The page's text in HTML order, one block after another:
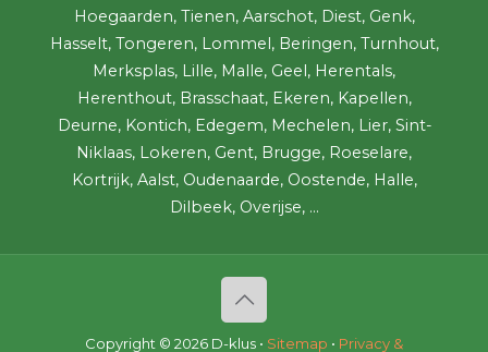
Hoegaarden, Tienen, Aarschot, Diest, Genk,
Hasselt, Tongeren, Lommel, Beringen, Turnhout,
Merksplas, Lille, Malle, Geel, Herentals,
Herenthout, Brasschaat, Ekeren, Kapellen,
Deurne, Kontich, Edegem, Mechelen, Lier, Sint-
Niklaas, Lokeren, Gent, Brugge, Roeselare,
Kortrijk, Aalst, Oudenaarde, Oostende, Halle,
Dilbeek, Overijse, ...
Copyright © 2026 D-klus • Sitemap • Privacy &